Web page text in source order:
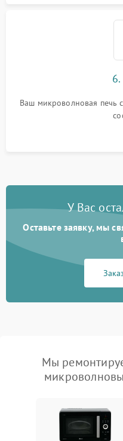
Ваш микроволновая печь
У Вас
Оставьте заявку, мы
Мы